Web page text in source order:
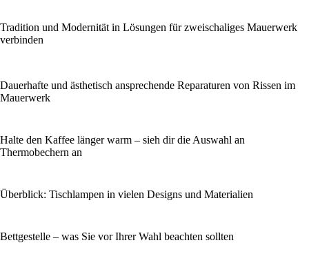
Tradition und Modernität in Lösungen für zweischaliges Mauerwerk
verbinden
Dauerhafte und ästhetisch ansprechende Reparaturen von Rissen im
Mauerwerk
Halte den Kaffee länger warm – sieh dir die Auswahl an
Thermobechern an
Überblick: Tischlampen in vielen Designs und Materialien
Bettgestelle – was Sie vor Ihrer Wahl beachten sollten